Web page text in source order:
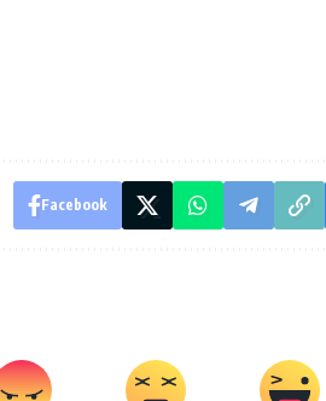
Facebook